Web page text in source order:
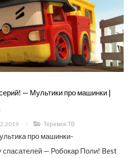
— Мультики про машинки |
/ Теремок ТВ
про машинки-
— Робокар Поли! Best